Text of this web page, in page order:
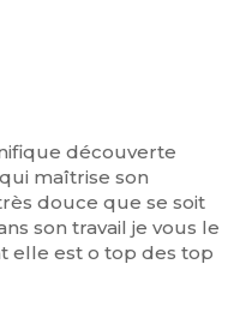
découverte
maîtrise son
douce que se soit
son travail je vous le
elle est o top des top